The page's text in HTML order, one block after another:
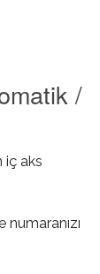
/
iç aks